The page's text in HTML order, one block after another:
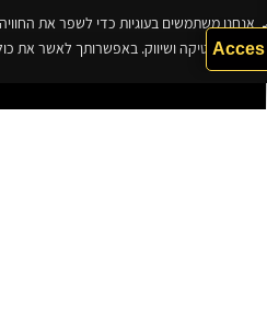
Acces
אנחנו משתמשים בעוגיות כדי לשפר את
לסטטיסטיקה ושיווק. באפשרותך לאשר את